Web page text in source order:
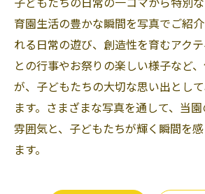
子どもたちの日常の一コマから特別
育園生活の豊かな瞬間を写真でご紹
れる日常の遊び、創造性を育むアク
との行事やお祭りの楽しい様子など
が、子どもたちの大切な思い出とし
ます。さまざまな写真を通して、当
雰囲気と、子どもたちが輝く瞬間を
ます。